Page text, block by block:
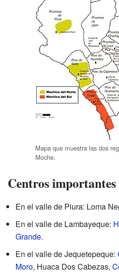
Mapa que muestra las dos
Moche.
Centros
En el valle de Piura: Loma
En el valle de Lambayeque:
Grande.
En el valle de Jequetepeque:
Moro, Huaca Dos Cabezas,